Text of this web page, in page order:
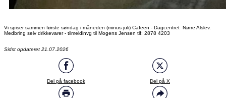
Vi spiser sammen første søndag i måneden (minus juli) Cafeen - Dagcentret Nørre Alslev.
Medbring selv drikkevarer - tilmeldinvg til Mogens Jensen tlf: 2878 4203
Sidst opdateret 21.07.2026
Del på facebook Del på X